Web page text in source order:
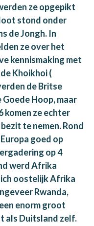
ze opgepikt
stond onder
de Jongh. In
ze over het
kennismaking met
Khoikhoi (
de Britse
Hoop, maar
komen ze echter
te nemen. Rond
goed op
op 4
werd Afrika
oostelijk Afrika
Rwanda,
enorm groot
als Duitsland zelf.